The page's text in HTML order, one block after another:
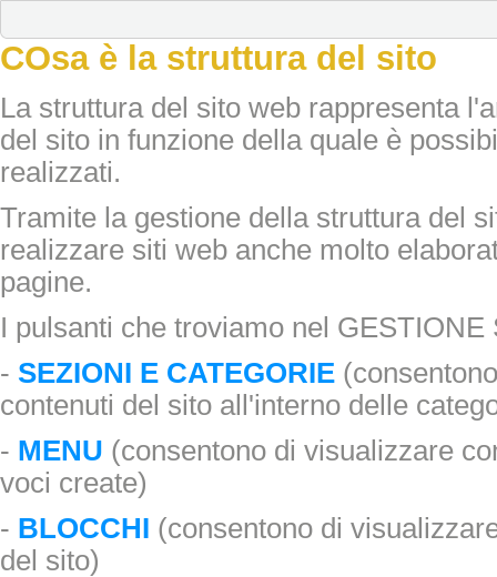
COsa è la struttura del sito
La struttura del sito web rappresenta
del sito in funzione della quale è
realizzati.
Tramite la gestione della struttura del
realizzare siti web anche molto
pagine.
I pulsanti che troviamo nel
- SEZIONI E CATEGORIE
contenuti del sito all'interno delle
- MENU (consentono di visualizzare
voci create)
- BLOCCHI (consentono di
del sito)